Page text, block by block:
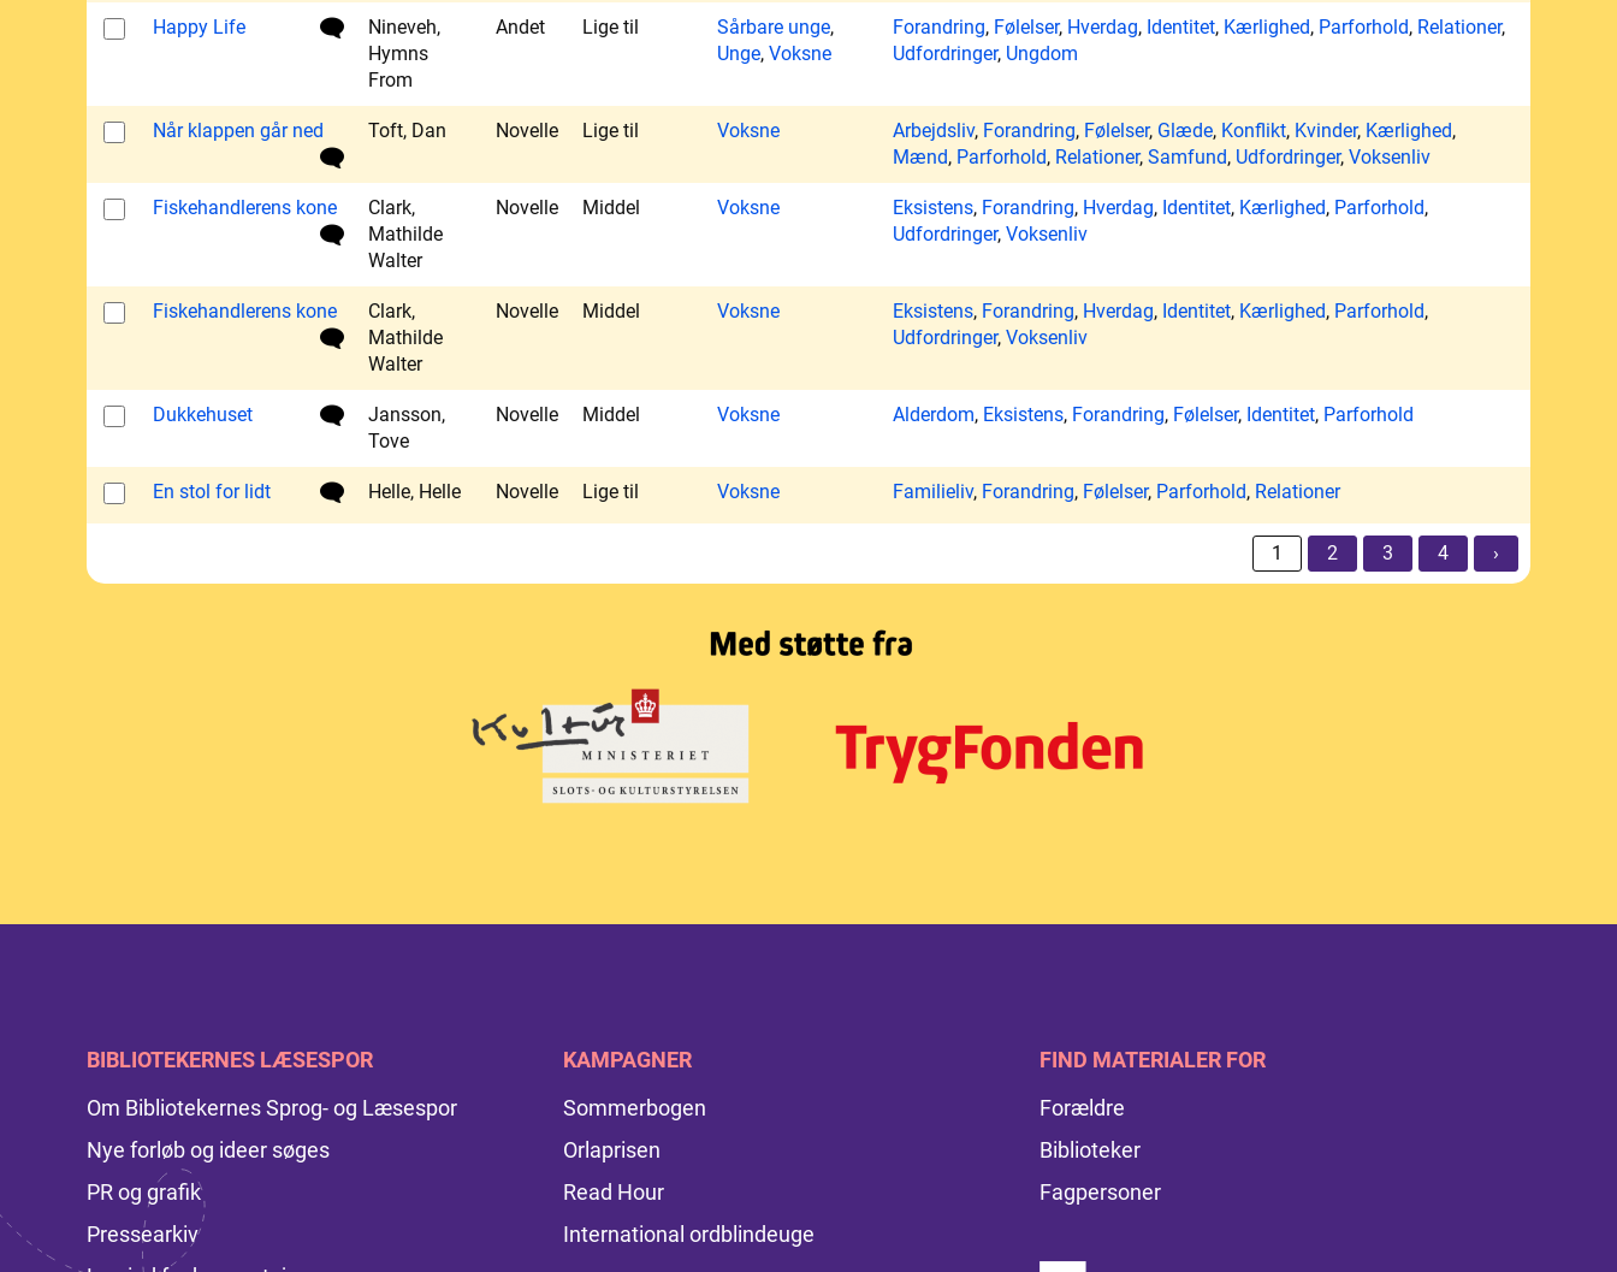
Happy Life
Nineveh,
Hymns
From
Andet Lige til Sårbare unge,
Unge, Voksne
Forandring, Følelser, Hverdag, Identitet, Kærlighed, Parforhold, Relationer,
Udfordringer, Ungdom
Når klappen går ned Toft, Dan Novelle Lige til Voksne Arbejdsliv, Forandring, Følelser, Glæde, Konflikt, Kvinder, Kærlighed,
Mænd, Parforhold, Relationer, Samfund, Udfordringer, Voksenliv
Fiskehandlerens kone
Clark,
Mathilde
Walter
Novelle Middel Voksne Eksistens, Forandring, Hverdag, Identitet, Kærlighed, Parforhold,
Udfordringer, Voksenliv
Fiskehandlerens kone
Clark,
Mathilde
Walter
Novelle Middel Voksne Eksistens, Forandring, Hverdag, Identitet, Kærlighed, Parforhold,
Udfordringer, Voksenliv
Dukkehuset
Jansson,
Tove
Novelle Middel Voksne Alderdom, Eksistens, Forandring, Følelser, Identitet, Parforhold
En stol for lidt Helle, Helle Novelle Lige til Voksne Familieliv, Forandring, Følelser, Parforhold, Relationer
1 2 3 4 ›
BIBLIOTEKERNES LÆSESPOR
Om Bibliotekernes Sprog- og Læsespor
Nye forløb og ideer søges
PR og grafik
Pressearkiv
KAMPAGNER
Sommerbogen
Orlaprisen
Read Hour
International ordblindeuge
FIND MATERIALER FOR
Forældre
Biblioteker
Fagpersoner